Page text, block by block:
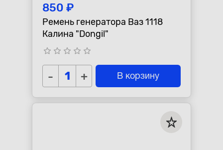
850 ₽
Ремень генератора Ваз 1118
Калина "Dongil"
star_border star_border star_border star_border star_border
- + В корзину